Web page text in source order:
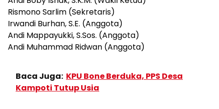
Rismono Sarlim (Sekretaris)
Irwandi Burhan, S.E. (Anggota)
Andi Mappayukki, S.Sos. (Anggota)
Andi Muhammad Ridwan (Anggota)
Baca Juga: KPU Bone Berduka, PPS Desa
Kampoti Tutup Usia